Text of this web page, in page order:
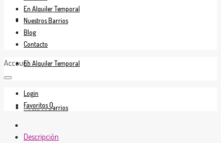
En Venta
En Alquiler Temporal
Nuestros Barrios
En Alquiler Temporal
Nuestros Barrios
Blog
Contacto
Account
Login
Favoritos0
Descripción